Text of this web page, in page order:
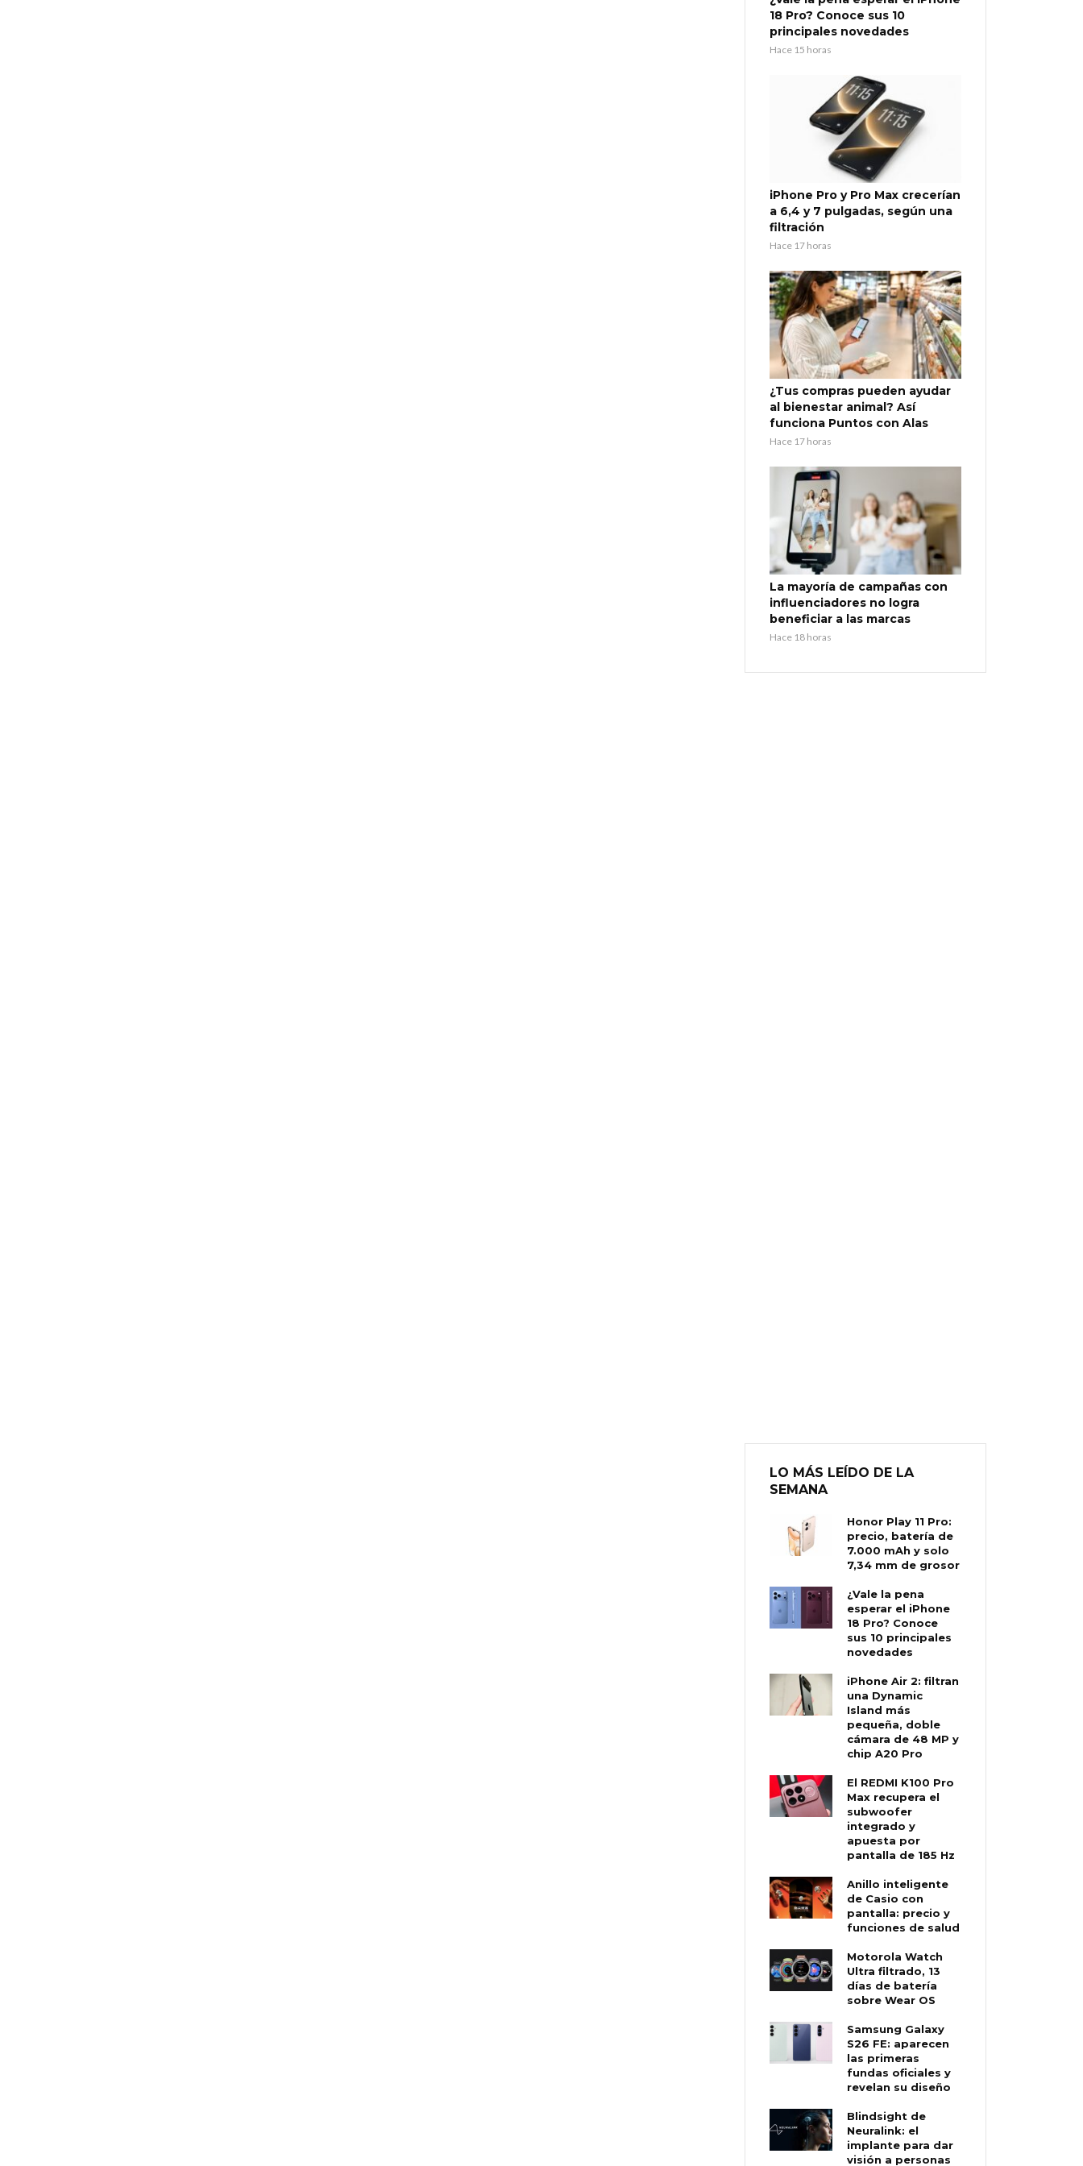
18 Pro? Conoce sus 10
principales novedades
Hace 15 horas
iPhone Pro y Pro Max crecerían
a 6,4 y 7 pulgadas, según una
filtración
Hace 17 horas
¿Tus compras pueden ayudar
al bienestar animal? Así
funciona Puntos con Alas
Hace 17 horas
La mayoría de campañas con
influenciadores no logra
beneficiar a las marcas
Hace 18 horas
LO MÁS LEÍDO DE LA
SEMANA
Honor Play 11 Pro:
precio, batería de
7.000 mAh y solo
7,34 mm de grosor
¿Vale la pena
esperar el iPhone
18 Pro? Conoce
sus 10 principales
novedades
iPhone Air 2: filtran
una Dynamic
Island más
pequeña, doble
cámara de 48 MP y
chip A20 Pro
El REDMI K100 Pro
Max recupera el
subwoofer
integrado y
apuesta por
pantalla de 185 Hz
Anillo inteligente
de Casio con
pantalla: precio y
funciones de salud
Motorola Watch
Ultra filtrado, 13
días de batería
sobre Wear OS
Samsung Galaxy
S26 FE: aparecen
las primeras
fundas oficiales y
revelan su diseño
Blindsight de
Neuralink: el
implante para dar
visión a personas